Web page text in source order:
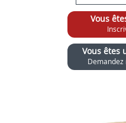
Vous
Vous êtes
Demandez